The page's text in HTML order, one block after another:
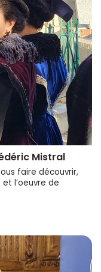
Mistral
faire découvrir,
l’oeuvre de